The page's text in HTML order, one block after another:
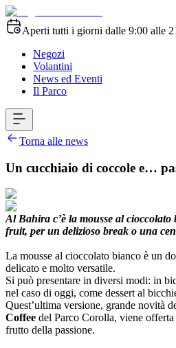
Aperti tutti i giorni dalle 9:00 alle
Negozi
Volantini
News ed Eventi
Il Parco
Torna alle news
Un cucchiaio di coccole e…
Al Bahira c’è la mousse al cioccolato
fruit, per un delizioso break o una
La mousse al cioccolato bianco è un
delicato e molto versatile.
Si può presentare in diversi modi: in
nel caso di oggi, come dessert al
Quest’ultima versione, grande novità
Coffee del Parco Corolla, viene
frutto della passione.